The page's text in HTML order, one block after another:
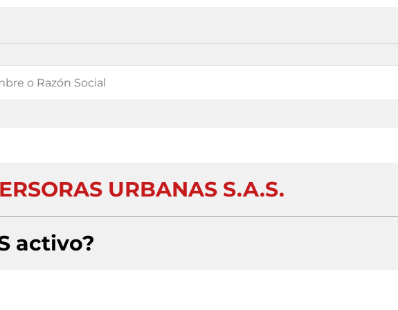
URBANAS S.A.S.
activo?